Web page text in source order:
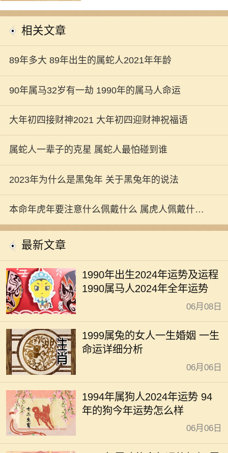
相关文章
89年多大 89年出生的属蛇人2021年年龄
90年属马32岁有一劫 1990年的属马人命运
大年初四接财神2021 大年初四迎财神祝福语
属蛇人一辈子的克星 属蛇人最怕碰到谁
2023年为什么是黑兔年 关于黑兔年的说法
本命年虎年要注意什么佩戴什么 属虎人佩戴什么
开运
最新文章
1990年出生2024年运势及运程
1990属马人2024年全年运势
06月08日
1999属兔的女人一生婚姻 一生
命运详细分析
06月06日
1994年属狗人2024年运势 94
年的狗今年运势怎么样
06月06日